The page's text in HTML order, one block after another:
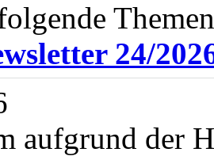
24/
aufgrund der